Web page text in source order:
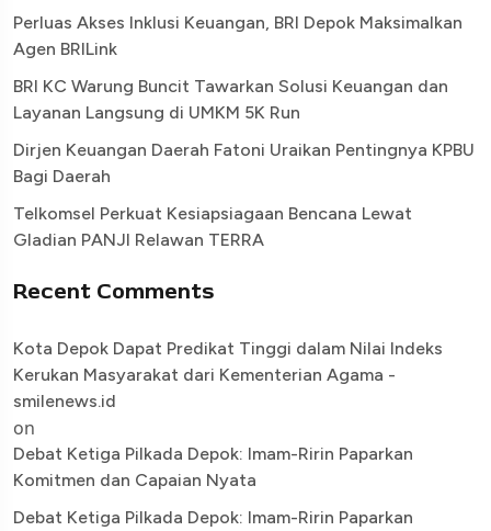
Perluas Akses Inklusi Keuangan, BRI Depok Maksimalkan
Agen BRILink
BRI KC Warung Buncit Tawarkan Solusi Keuangan dan
Layanan Langsung di UMKM 5K Run
Dirjen Keuangan Daerah Fatoni Uraikan Pentingnya KPBU
Bagi Daerah
Telkomsel Perkuat Kesiapsiagaan Bencana Lewat
Gladian PANJI Relawan TERRA
Recent Comments
Kota Depok Dapat Predikat Tinggi dalam Nilai Indeks
Kerukan Masyarakat dari Kementerian Agama -
smilenews.id
on
Debat Ketiga Pilkada Depok: Imam-Ririn Paparkan
Komitmen dan Capaian Nyata
Debat Ketiga Pilkada Depok: Imam-Ririn Paparkan